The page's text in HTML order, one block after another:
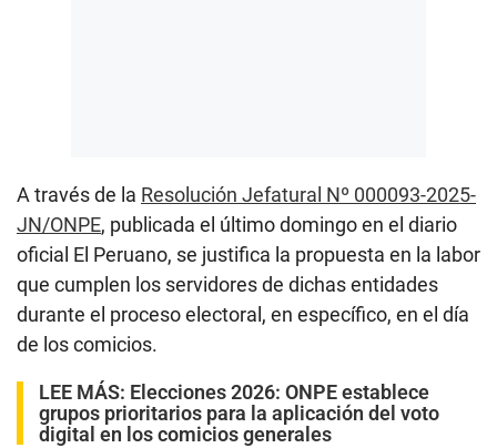
A través de la Resolución Jefatural Nº 000093-2025-
JN/ONPE, publicada el último domingo en el diario
oficial El Peruano, se justifica la propuesta en la labor
que cumplen los servidores de dichas entidades
durante el proceso electoral, en específico, en el día
de los comicios.
LEE MÁS: Elecciones 2026: ONPE establece
grupos prioritarios para la aplicación del voto
digital en los comicios generales